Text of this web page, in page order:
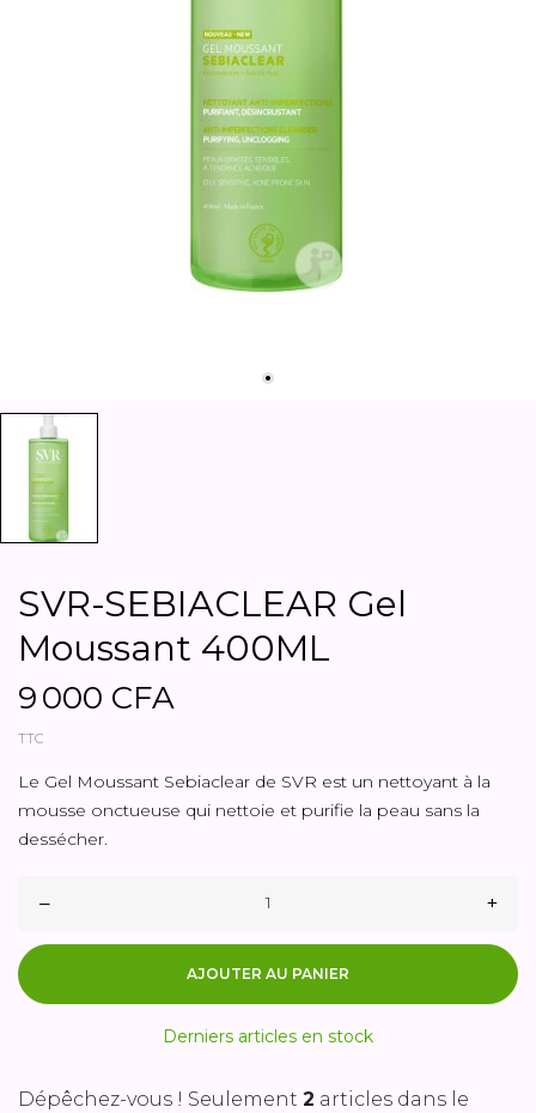
SVR-SEBIACLEAR Gel
Moussant 400ML
9 000 CFA
TTC
Le Gel Moussant Sebiaclear de SVR est un nettoyant à la
mousse onctueuse qui nettoie et purifie la peau sans la
dessécher.
– +
AJOUTER AU PANIER
Derniers articles en stock
Dépêchez-vous ! Seulement 2 articles dans le